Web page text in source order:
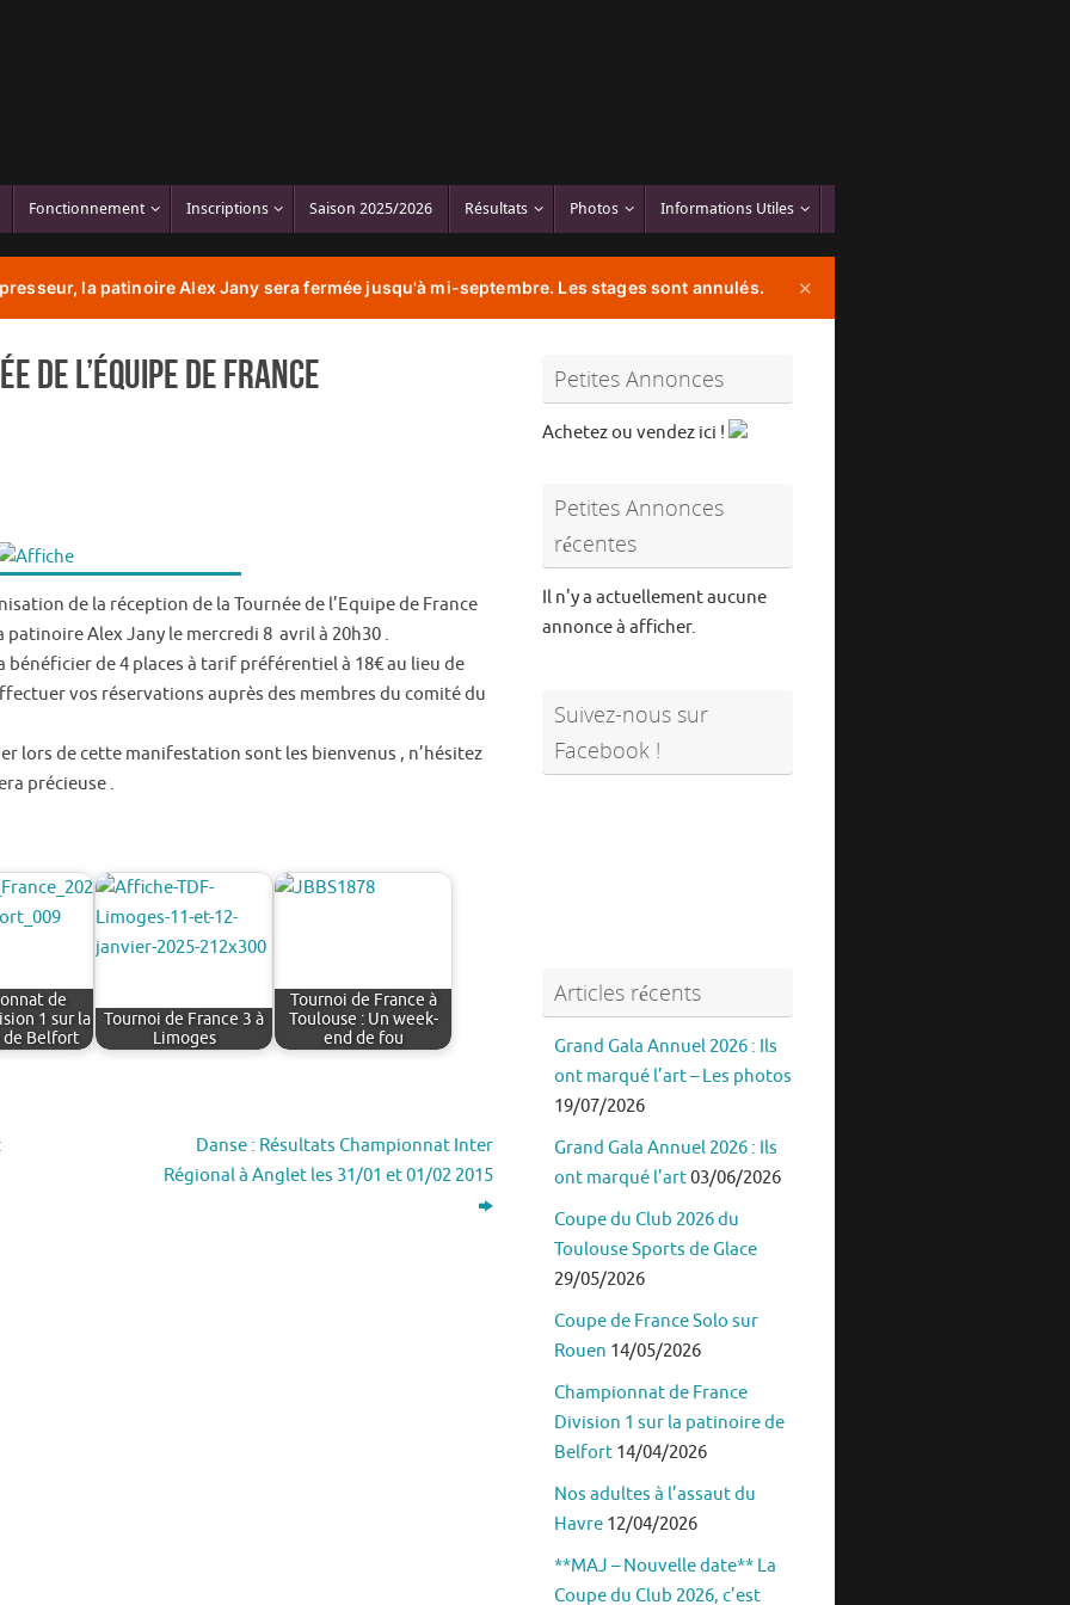
Fonctionnement Inscriptions Saison 2025/2026 Résultats Photos Informations Utiles
la patinoire Alex Jany sera fermée jusqu'à mi-septembre. Les stages sont annulés. ✕
de l’Équipe de France
de la réception de la Tournée de l’Equipe de France
patinoire Alex Jany le mercredi 8 avril à 20h30 .
de 4 places à tarif préférentiel à 18€ au lieu de
vos réservations auprès des membres du comité du
lors de cette manifestation sont les bienvenus , n’hésitez
précieuse .
de
1 sur la
Belfort
Tournoi de France 3 à
Limoges
Tournoi de France à
Toulouse : Un week-
end de fou
Danse : Résultats Championnat Inter
Régional à Anglet les 31/01 et 01/02 2015
Petites Annonces
Achetez ou vendez ici !
Petites Annonces
récentes
Il n'y a actuellement aucune
annonce à afficher.
Suivez-nous sur
Facebook !
Articles récents
Grand Gala Annuel 2026 : Ils
ont marqué l’art – Les photos
19/07/2026
Grand Gala Annuel 2026 : Ils
ont marqué l’art03/06/2026
Coupe du Club 2026 du
Toulouse Sports de Glace
29/05/2026
Coupe de France Solo sur
Rouen 14/05/2026
Championnat de France
Division 1 sur la patinoire de
Belfort 14/04/2026
Nos adultes à l’assaut du
Havre 12/04/2026
**MAJ – Nouvelle date** La
Coupe du Club 2026, c’est